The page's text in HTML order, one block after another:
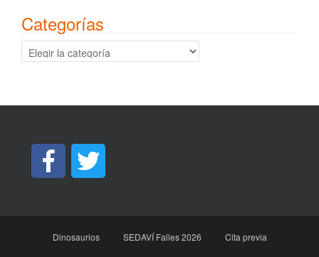
Categorías
Categorías
Dinosaurios SEDAVÍ Falles 2026 Cita previa